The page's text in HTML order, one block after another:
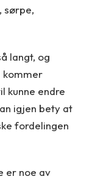
sørpe,
langt, og
kommer
kunne endre
igjen bety at
fordelingen
er noe av